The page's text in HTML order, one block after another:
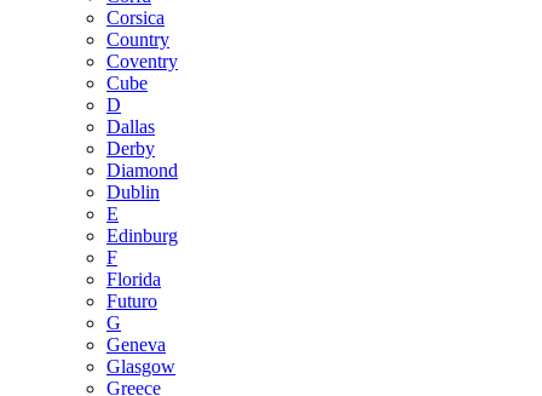
Corsica
Country
Coventry
Cube
D
Dallas
Derby
Diamond
Dublin
E
Edinburg
F
Florida
Futuro
G
Geneva
Glasgow
Greece